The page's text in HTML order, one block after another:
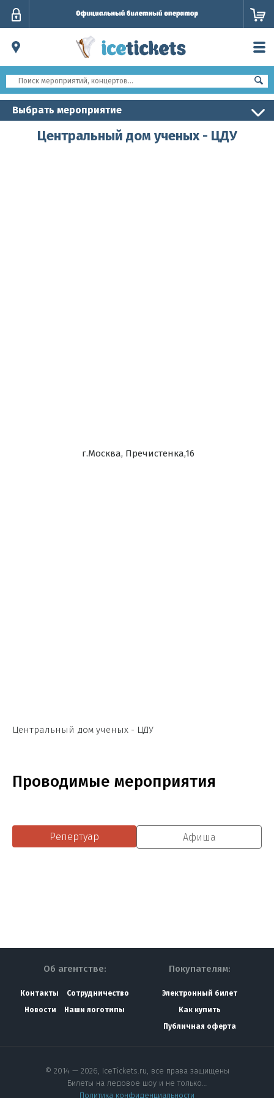
Выбрать мероприятие
Центральный дом ученых - ЦДУ
г.Москва, Пречистенка,16
Центральный дом ученых - ЦДУ
Проводимые мероприятия
Репертуар Афиша
Об агентстве:
Контакты
Сотрудничество
Новости
Наши логотипы
Покупателям:
Электронный билет
Как купить
Публичная оферта
© 2014 — 2026, IceTickets.ru, все права защищены
Билеты на ледовое шоу и не только…
Политика конфиденциальности